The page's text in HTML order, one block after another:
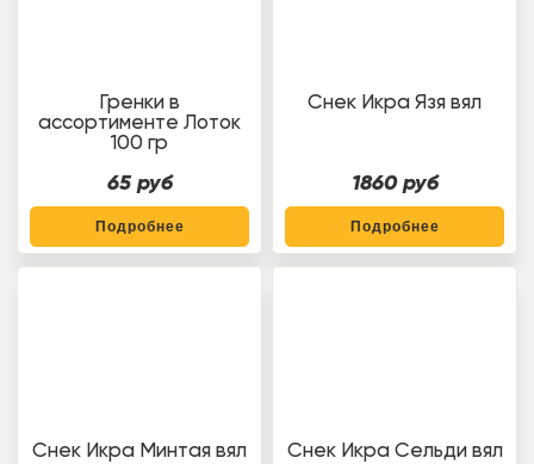
Гренки в
ассортименте Лоток
100 гр
65 руб
Подробнее
Снек Икра Язя вял
1860 руб
Подробнее
Снек Икра Минтая вял Снек Икра Сельди вял